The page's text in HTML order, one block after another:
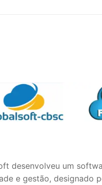
desenvolveu um
e gestão, designado